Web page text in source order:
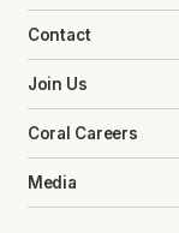
Contact
Join Us
Coral Careers
Media